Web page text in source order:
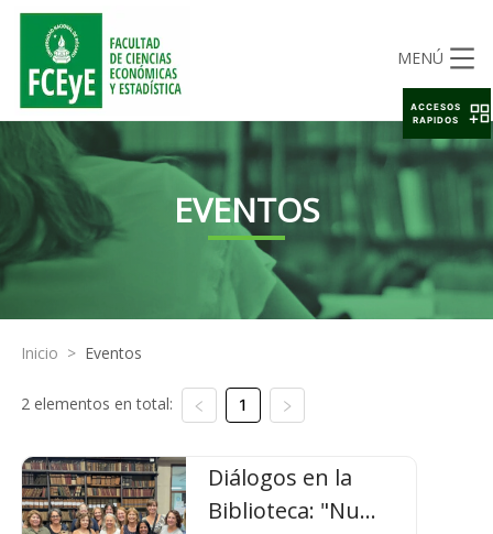
MENÚ
EVENTOS
Inicio > Eventos
2 elementos en total: 1
Diálogos en la
Biblioteca: "Nu...
ACCESOS
RAPIDOS